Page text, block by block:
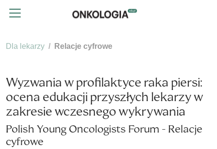
Dla lekarzy Relacje cyfrowe
Wyzwania w profilaktyce raka piersi:
ocena edukacji przyszłych lekarzy w
zakresie wczesnego wykrywania
Polish Young Oncologists Forum - Relacje
cyfrowe